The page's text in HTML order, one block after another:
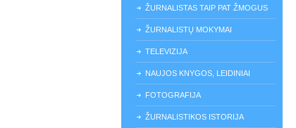
ŽURNALISTAS TAIP PAT ŽMOGUS
ŽURNALISTŲ MOKYMAI
TELEVIZIJA
NAUJOS KNYGOS, LEIDINIAI
FOTOGRAFIJA
ŽURNALISTIKOS ISTORIJA